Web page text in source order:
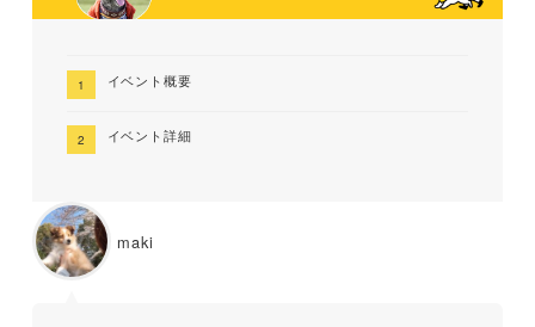
イベント概要
イベント詳細
maki